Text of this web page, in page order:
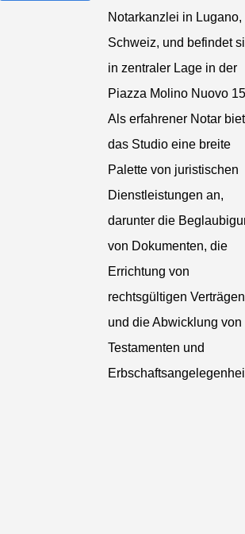
Notarkanzlei in Lugano,
Schweiz, und befindet
in zentraler Lage in der
Piazza Molino Nuovo
Als erfahrener Notar
das Studio eine breite
Palette von juristischen
Dienstleistungen an,
darunter die
von Dokumenten, die
Errichtung von
rechtsgültigen Verträgen
und die Abwicklung von
Testamenten und